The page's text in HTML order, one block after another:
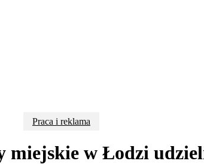
Praca i reklama
miejskie w Łodzi